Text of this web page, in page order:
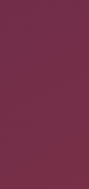
le suivi des